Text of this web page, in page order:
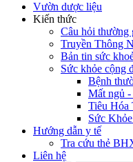
Vườn dược liệu
Kiến thức
Câu hỏi thường
Truyền Thông
Bản tin sức
Sức khỏe cộng
Bệnh
Mất ngủ
Tiêu Hóa
Sức
Hướng dẫn y tế
Tra cứu thẻ
Liên hệ